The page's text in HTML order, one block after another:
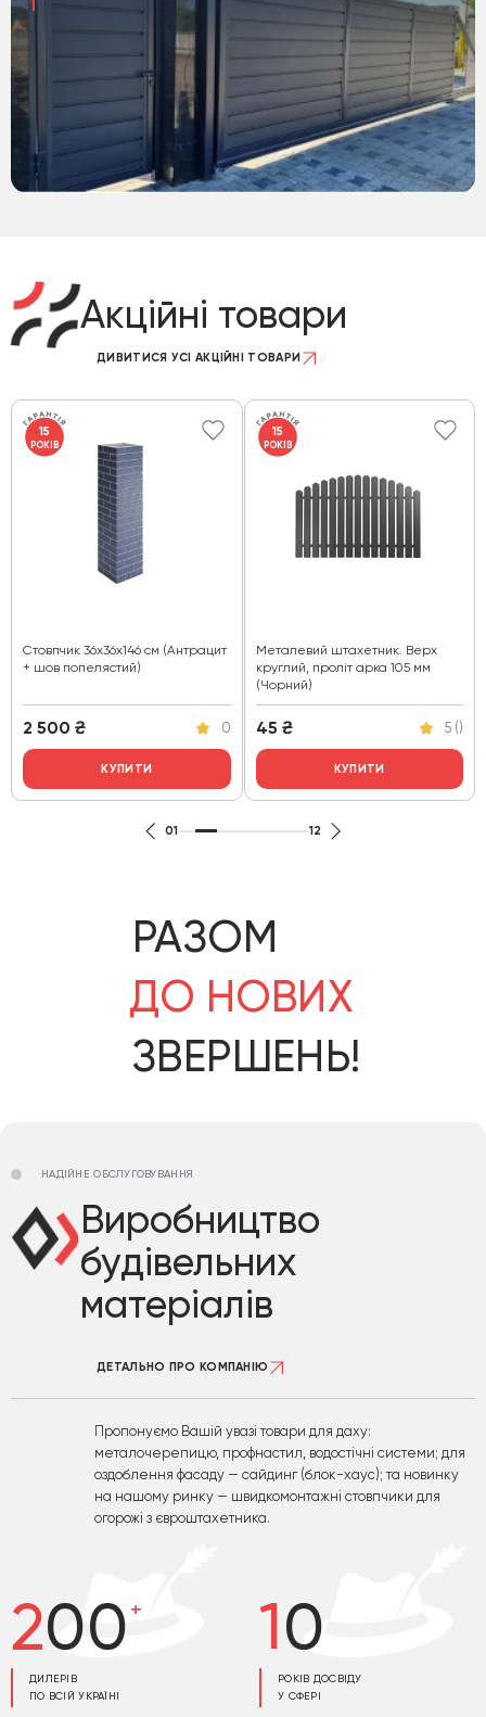
Акційні товари
ДИВИТИСЯ УСІ АКЦІЙНІ ТОВАРИ
15
РОКІВ
Стовпчик 36х36х146 см (Антрацит
+ шов попелястий)
2 500 ₴ 0
КУПИТИ
15
РОКІВ
Металевий штахетник. Верх
круглий, проліт арка 105 мм
(Чорний)
45 ₴ 5 ()
КУПИТИ
01 12
РАЗОМ
ДО НОВИХ
ЗВЕРШЕНЬ!
НАДІЙНЕ ОБСЛУГОВУВАННЯ
Виробництво
будівельних
матеріалів
ДЕТАЛЬНО ПРО КОМПАНІЮ
Пропонуємо Вашій увазі товари для даху:
металочерепицю, профнастил, водостічні системи; для
оздоблення фасаду — сайдинг (блок-хаус); та новинку
на нашому ринку — швидкомонтажні стовпчики для
огорожі з євроштахетника.
200 +
ДИЛЕРІВ
ПО ВСІЙ УКРАЇНІ
10
РОКІВ ДОСВІДУ
У СФЕРІ